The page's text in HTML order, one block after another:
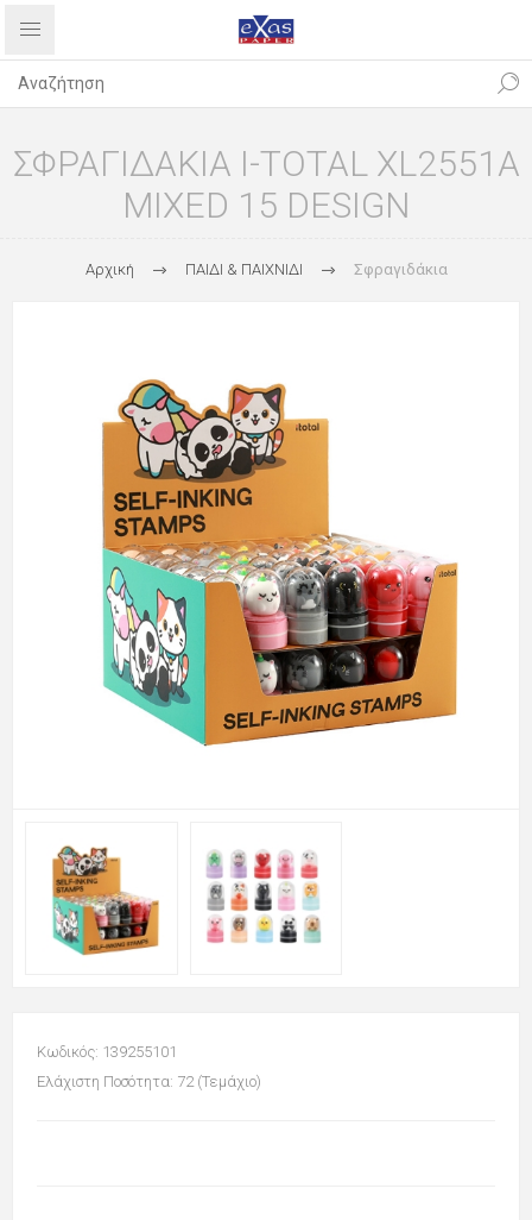
ΣΦΡΑΓΙΔΑΚΙΑ I-TOTAL XL2551A
MIXED 15 DESIGN
Αρχική ΠΑΙΔΙ & ΠΑΙΧΝΙΔΙ Σφραγιδάκια
Κωδικός: 139255101
Ελάχιστη Ποσότητα: 72 (Τεμάχιο)